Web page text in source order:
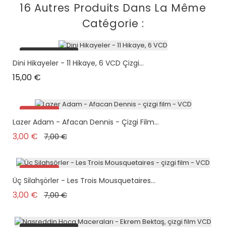
16 Autres Produits Dans La Même
Catégorie :
plus en stock
Dini Hikayeler - 11 Hikaye, 6 VCD Çizgi...
15,00 €
Promo !
Lazer Adam - Afacan Dennis - Çizgi Film...
3,00 € Prix de base
7,00 €Prix
Promo !
plus en stock
Üç Silahşörler - Les Trois Mousquetaires...
3,00 € Prix de base
7,00 €Prix
plus en stock